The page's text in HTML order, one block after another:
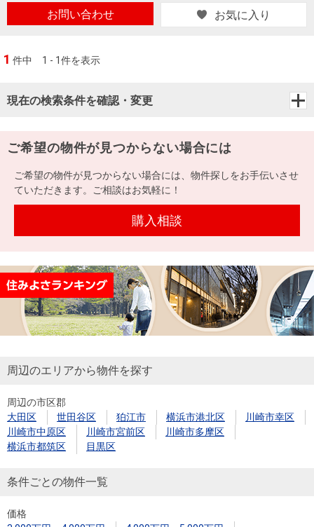
お問い合わせ お気に入り
1 件中 1 - 1件を表示
現在の検索条件を確認・変更
ご希望の物件が見つからない場合には
ご希望の物件が見つからない場合には、物件探しをお手伝いさせ
ていただきます。ご相談はお気軽に！
購入相談
周辺のエリアから物件を探す
周辺の市区郡
大田区
世田谷区 狛江市 横浜市港北区
川崎市幸区
川崎市中原区
川崎市宮前区
川崎市多摩区
横浜市都筑区
目黒区
条件ごとの物件一覧
価格